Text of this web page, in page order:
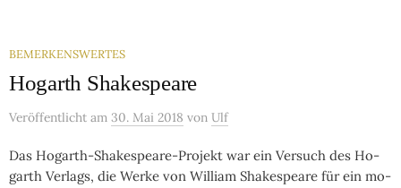
BEMERKENSWERTES
Hogarth Shakes­peare
Veröffentlicht am 30. Mai 2018 von Ulf
Das Hogarth-Shakespeare-Projekt war ein Ver­such des Ho­
garth Ver­lags, die Wer­ke von Wil­liam Sha­kes­peare für ein mo­